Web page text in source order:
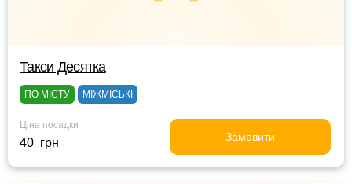
Такси Десятка
ПО МІСТУ МІЖМІСЬКІ
Ціна посадки
40 грн Замовити